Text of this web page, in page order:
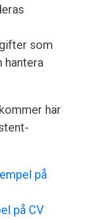
som
hantera
här
på
på CV